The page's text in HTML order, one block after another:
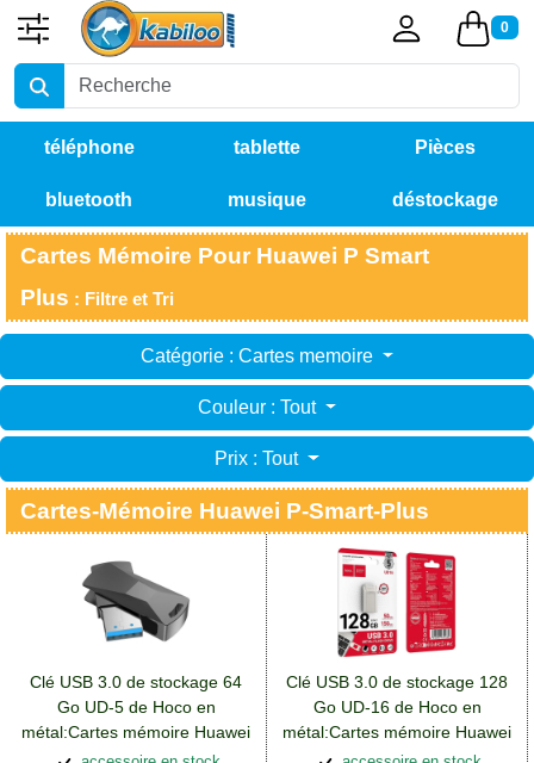
0
téléphone tablette Pièces
détachées
bluetooth musique déstockage
Cartes Mémoire Pour Huawei P Smart
Plus : Filtre et Tri
Catégorie : Cartes memoire
Couleur : Tout
Prix : Tout
Cartes-Mémoire Huawei P-Smart-Plus
Clé USB 3.0 de stockage 64
Go UD-5 de Hoco en
métal:Cartes mémoire Huawei
P Smart Plus
Clé USB 3.0 de stockage 128
Go UD-16 de Hoco en
métal:Cartes mémoire Huawei
P Smart Plus